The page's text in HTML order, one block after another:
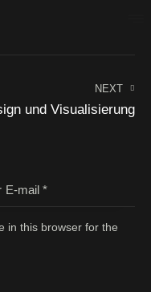
NEXT
und Visualisierung
in this browser for the